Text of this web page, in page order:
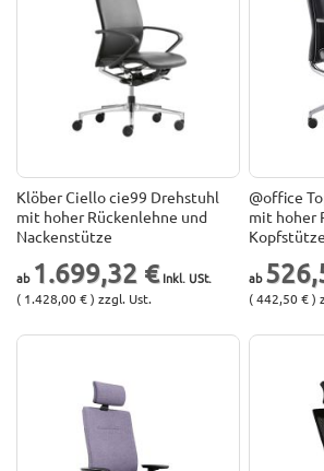
Klöber Ciello cie99 Drehstuhl
mit hoher Rückenlehne und
Nackenstütze
1.699,32 €
( 1.428,00 € ) zzgl. Ust.
@office
mit hoher
Kopfstütze
( 442,50 € )